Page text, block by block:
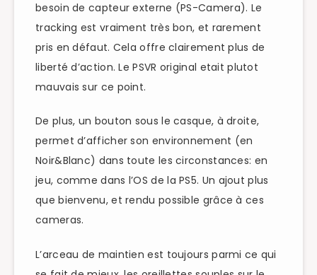
besoin de capteur externe (PS-Camera). Le
tracking est vraiment très bon, et rarement
pris en défaut. Cela offre clairement plus de
liberté d’action. Le PSVR original etait plutot
mauvais sur ce point.
De plus, un bouton sous le casque, à droite,
permet d’afficher son environnement (en
Noir&Blanc) dans toute les circonstances: en
jeu, comme dans l’OS de la PS5. Un ajout plus
que bienvenu, et rendu possible grâce à ces
cameras.
L’arceau de maintien est toujours parmi ce qui